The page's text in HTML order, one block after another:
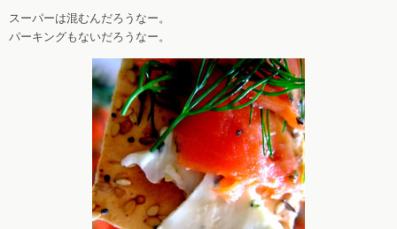
スーパーは混むんだろうなー。
パーキングもないだろうなー。